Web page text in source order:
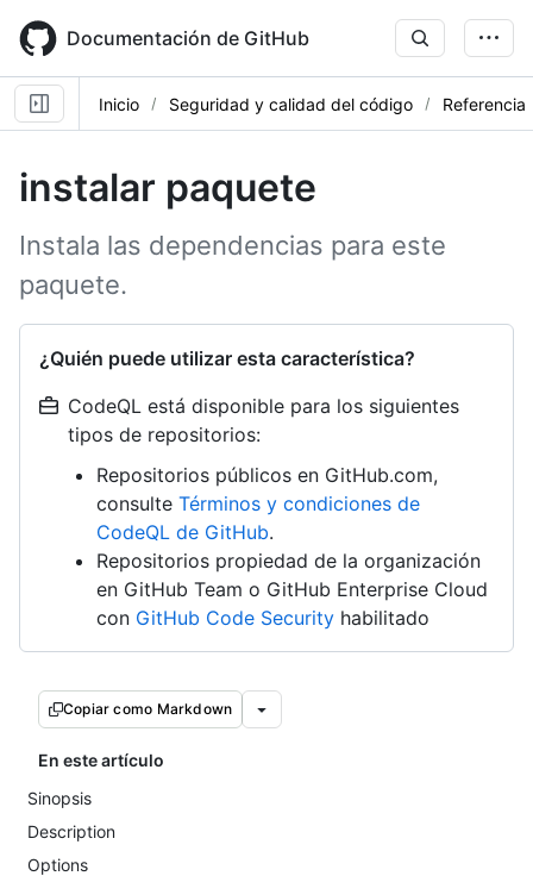
main
content
Documentación de GitHub
Inicio Seguridad y calidad del código Referencia
instalar paquete
Instala las dependencias para este
paquete.
¿Quién puede utilizar esta característica?
CodeQL está disponible para los siguientes
tipos de repositorios:
Repositorios públicos en GitHub.com,
consulte Términos y condiciones de
CodeQL de GitHub.
Repositorios propiedad de la organización
en GitHub Team o GitHub Enterprise Cloud
con GitHub Code Security habilitado
Copiar como Markdown
En este artículo
Sinopsis
Description
Options